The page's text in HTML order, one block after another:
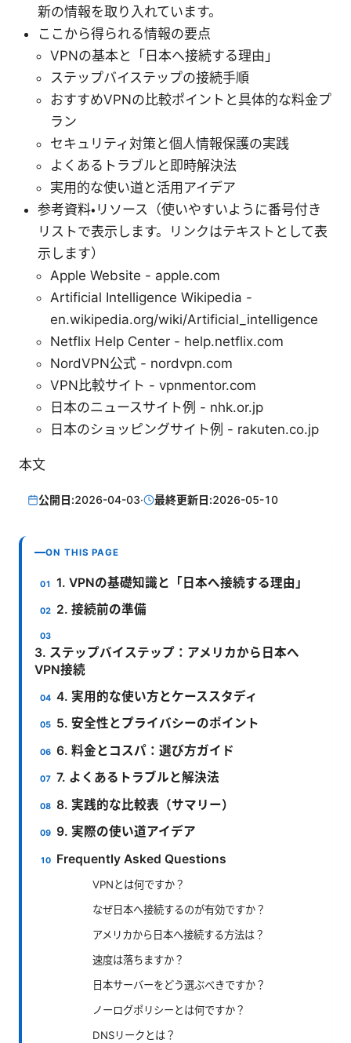
新の情報を取り入れています。
ここから得られる情報の要点
VPNの基本と「日本へ接続する理由」
ステップバイステップの接続手順
おすすめVPNの比較ポイントと具体的な料金プ
ラン
セキュリティ対策と個人情報保護の実践
よくあるトラブルと即時解決法
実用的な使い道と活用アイデア
参考資料・リソース（使いやすいように番号付き
リストで表示します。リンクはテキストとして表
示します）
Apple Website - apple.com
Artificial Intelligence Wikipedia -
en.wikipedia.org/wiki/Artificial_intelligence
Netflix Help Center - help.netflix.com
NordVPN公式 - nordvpn.com
VPN比較サイト - vpnmentor.com
日本のニュースサイト例 - nhk.or.jp
日本のショッピングサイト例 - rakuten.co.jp
本文
公開日:2026-04-03· 最終更新日:2026-05-10
ON THIS PAGE
1. VPNの基礎知識と「日本へ接続する理由」
2. 接続前の準備
3. ステップバイステップ：アメリカから日本へ
VPN接続
4. 実用的な使い方とケーススタディ
5. 安全性とプライバシーのポイント
6. 料金とコスパ：選び方ガイド
7. よくあるトラブルと解決法
8. 実践的な比較表（サマリー）
9. 実際の使い道アイデア
Frequently Asked Questions
VPNとは何ですか？
なぜ日本へ接続するのが有効ですか？
アメリカから日本へ接続する方法は？
速度は落ちますか？
日本サーバーをどう選ぶべきですか？
ノーログポリシーとは何ですか？
DNSリークとは？